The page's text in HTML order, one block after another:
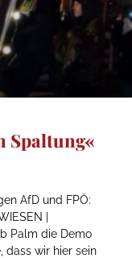
Spaltung«
AfD und FPÖ:
|
Palm die Demo
dass wir hier sein